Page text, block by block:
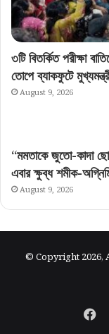
৩টি বিতর্কিত পরীক্ষা
তোপে ব্যাকফুটে
August 9, 2026
“মমতাকে জুতো-কাদা
এবার ক্ষুব্ধ শমীক-
August 9, 2026
© Copyright 2026,